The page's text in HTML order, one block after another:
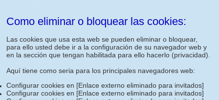
Como eliminar o bloquear las cookies:
Las cookies que usa esta web se pueden eliminar o bloquear,
para ello usted debe ir a la configuración de su navegador web y
en la sección que tengan habilitada para ello hacerlo (privacidad).
Aquí tiene como seria para los principales navegadores web:
Configurar cookies en [Enlace externo eliminado para invitados]
Configurar cookies en [Enlace externo eliminado para invitados]